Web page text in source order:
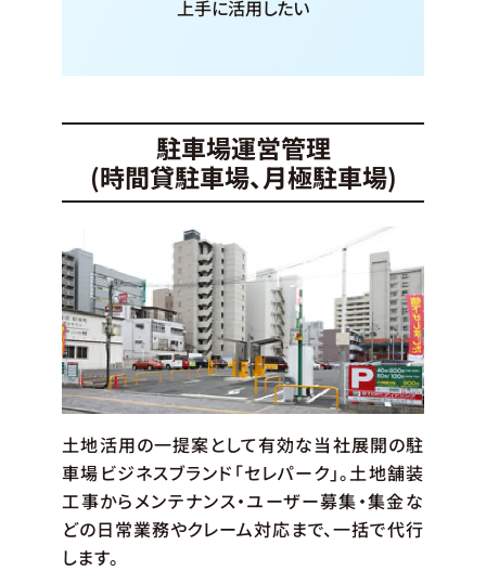
上手に活用したい
駐車場運営管理
(時間貸駐車場、月極駐車場)
土地活用の一提案として有効な当社展開の駐
車場ビジネスブランド「セレパーク」。土地舗装
工事からメンテナンス・ユーザー募集・集金な
どの日常業務やクレーム対応まで、一括で代行
します。